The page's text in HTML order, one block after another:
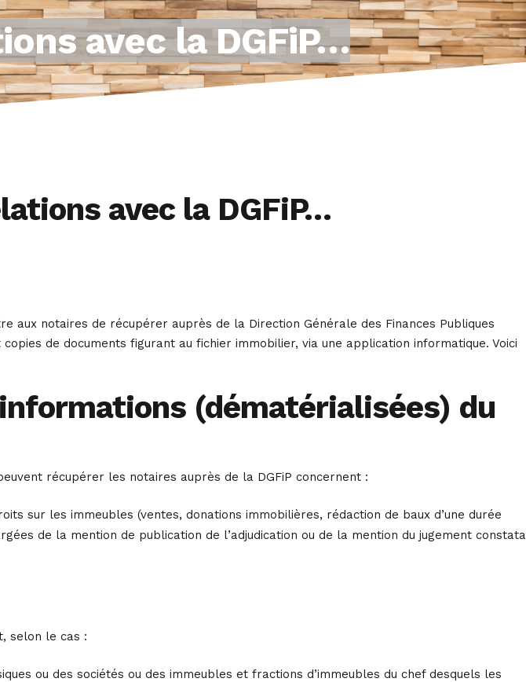
avec la DGFiP…
avec la DGFiP…
aux notaires de récupérer auprès de la Direction Générale des Finances Publiques
de documents figurant au fichier immobilier, via une application informatique. Voici
(dématérialisées) du
récupérer les notaires auprès de la DGFiP concernent :
sur les immeubles (ventes, donations immobilières, rédaction de baux d’une durée
de la mention de publication de l’adjudication ou de la mention du jugement
selon le cas :
ou des sociétés ou des immeubles et fractions d’immeubles du chef desquels les